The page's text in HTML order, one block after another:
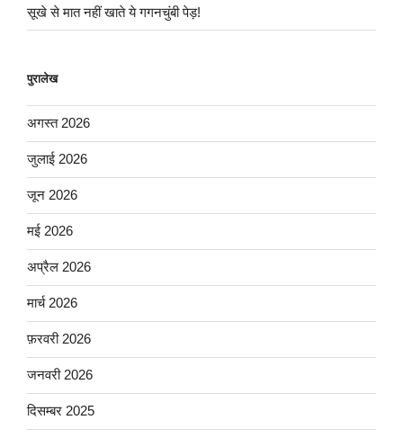
सूखे से मात नहीं खाते ये गगनचुंबी पेड़!
पुरालेख
अगस्त 2026
जुलाई 2026
जून 2026
मई 2026
अप्रैल 2026
मार्च 2026
फ़रवरी 2026
जनवरी 2026
दिसम्बर 2025